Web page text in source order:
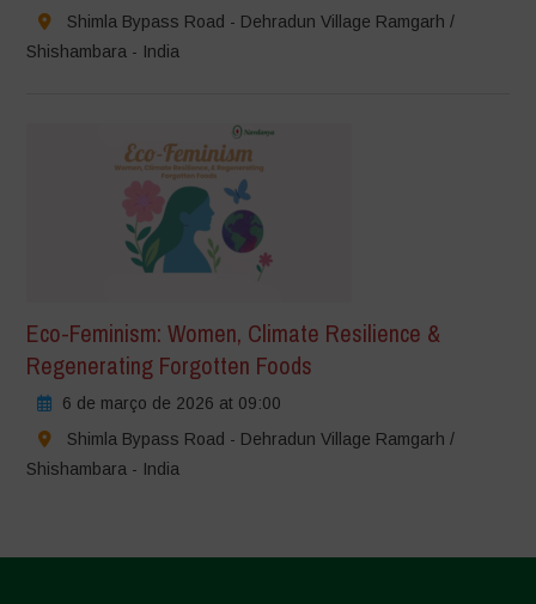
Shimla Bypass Road - Dehradun Village Ramgarh /
Shishambara - India
Eco-Feminism: Women, Climate Resilience &
Regenerating Forgotten Foods
6 de março de 2026 at 09:00
Shimla Bypass Road - Dehradun Village Ramgarh /
Shishambara - India